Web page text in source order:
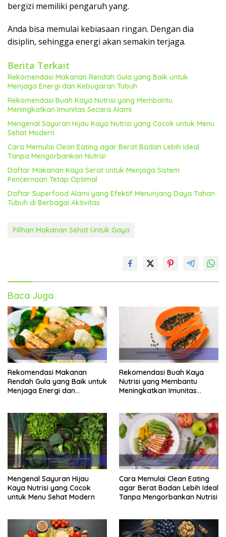
bergizi memiliki pengaruh yang.
Anda bisa memulai kebiasaan ringan. Dengan dia
disiplin, sehingga energi akan semakin terjaga.
Berita Terkait
Rekomendasi Makanan Rendah Gula yang Baik untuk
Menjaga Energi dan Kebugaran Tubuh
Rekomendasi Buah Kaya Nutrisi yang Membantu
Meningkatkan Imunitas Secara Alami
Mengenal Sayuran Hijau Kaya Nutrisi yang Cocok untuk Menu
Sehat Modern
Cara Memulai Clean Eating agar Berat Badan Lebih Ideal
Tanpa Mengorbankan Nutrisi
Daftar Makanan Kaya Serat untuk Menjaga Sistem
Pencernaan Tetap Optimal
Daftar Superfood Alami yang Efektif Menunjang Daya Tahan
Tubuh di Berbagai Aktivitas
Pilihan Makanan Sehat Untuk Gaya
Baca Juga
Rekomendasi Makanan
Rendah Gula yang Baik untuk
Menjaga Energi dan
Rekomendasi Buah Kaya
Nutrisi yang Membantu
Meningkatkan Imunitas
Mengenal Sayuran Hijau
Kaya Nutrisi yang Cocok
untuk Menu Sehat Modern
Cara Memulai Clean Eating
agar Berat Badan Lebih Ideal
Tanpa Mengorbankan Nutrisi